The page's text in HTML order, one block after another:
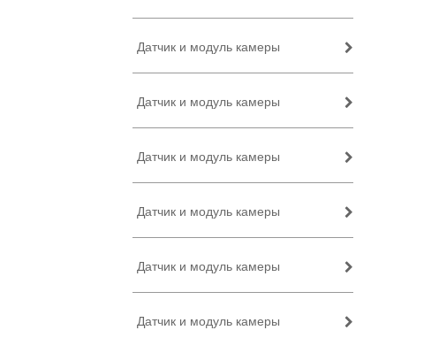
Датчик и модуль камеры
Датчик и модуль камеры
Датчик и модуль камеры
Датчик и модуль камеры
Датчик и модуль камеры
Датчик и модуль камеры